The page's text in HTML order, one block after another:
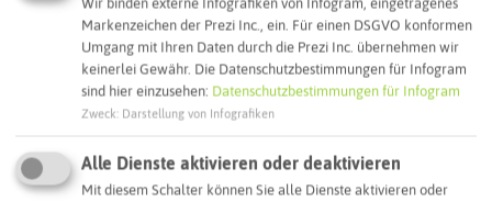
Webseite
Interaktive Karte
Routenplanung zum Ziel:
Wir binden externe Infografiken von Infogram, eingetragenes
Markenzeichen der Prezi Inc., ein. Für einen DSGVO konformen
Umgang mit Ihren Daten durch die Prezi Inc. übernehmen wir
keinerlei Gewähr. Die Datenschutzbestimmungen für Infogram
sind hier einzusehen: Datenschutzbestimmungen für Infogram
Zweck Darstellung von Infografiken
Alle Dienste aktivieren oder deaktivieren
Mit diesem Schalter können Sie alle Dienste aktivieren oder